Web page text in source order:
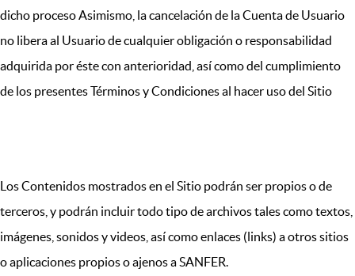
dicho proceso Asimismo, la cancelación de la Cuenta de Usuario
no libera al Usuario de cualquier obligación o responsabilidad
adquirida por éste con anterioridad, así como del cumplimiento
de los presentes Términos y Condiciones al hacer uso del Sitio
Los Contenidos mostrados en el Sitio podrán ser propios o de
terceros, y podrán incluir todo tipo de archivos tales como textos,
imágenes, sonidos y videos, así como enlaces (links) a otros sitios
o aplicaciones propios o ajenos a SANFER.